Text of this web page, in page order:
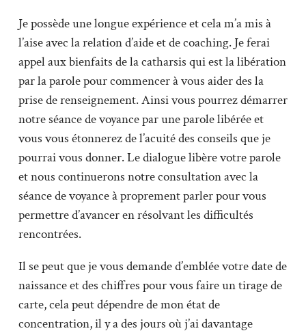
Je possède une longue expérience et cela m’a mis à
l’aise avec la relation d’aide et de coaching. Je ferai
appel aux bienfaits de la catharsis qui est la libération
par la parole pour commencer à vous aider des la
prise de renseignement. Ainsi vous pourrez démarrer
notre séance de voyance par une parole libérée et
vous vous étonnerez de l’acuité des conseils que je
pourrai vous donner. Le dialogue libère votre parole
et nous continuerons notre consultation avec la
séance de voyance à proprement parler pour vous
permettre d’avancer en résolvant les difficultés
rencontrées.
Il se peut que je vous demande d’emblée votre date de
naissance et des chiffres pour vous faire un tirage de
carte, cela peut dépendre de mon état de
concentration, il y a des jours où j’ai davantage